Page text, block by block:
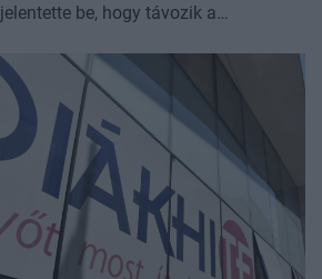
jelentette be, hogy távozik a